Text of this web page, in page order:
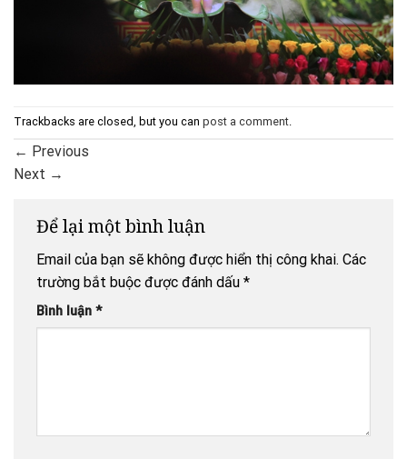
Trackbacks are closed, but you can post a comment.
← Previous
Next →
Để lại một bình luận
Email của bạn sẽ không được hiển thị công khai. Các
trường bắt buộc được đánh dấu *
Bình luận *